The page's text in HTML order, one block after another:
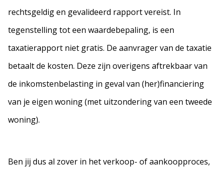
rechtsgeldig en gevalideerd rapport vereist. In
tegenstelling tot een waardebepaling, is een
taxatierapport niet gratis. De aanvrager van de taxatie
betaalt de kosten. Deze zijn overigens aftrekbaar van
de inkomstenbelasting in geval van (her)financiering
van je eigen woning (met uitzondering van een tweede
woning).
Ben jij dus al zover in het verkoop- of aankoopproces,